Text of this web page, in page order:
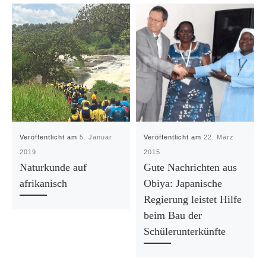
Veröffentlicht am5. Januar
2019
Naturkunde auf
afrikanisch
Veröffentlicht am22. März
2015
Gute Nachrichten aus
Obiya: Japanische
Regierung leistet Hilfe
beim Bau der
Schülerunterkünfte